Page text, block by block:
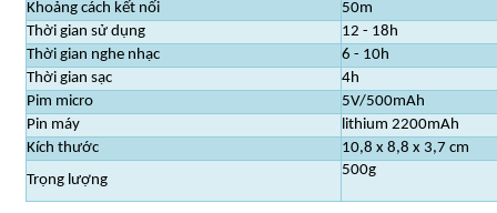
Khoảng cách kết nối
50m
Thời gian sử dụng
12 - 18h
Thời gian nghe nhạc
6 - 10h
Thời gian sạc
4h
Pim micro
5V/500mAh
Pin máy
lithium 2200mAh
Kích thước
10,8 x 8,8 x 3,7 cm
Trọng lượng
500g